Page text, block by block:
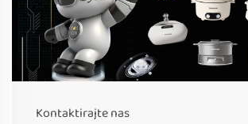
Kontaktirajte nas